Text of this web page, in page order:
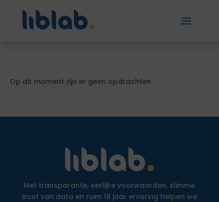
Op dit moment zijn er geen opdrachten
Met transparante, eerlijke voorwaarden, slimme
inzet van data en ruim 18 jaar ervaring helpen we